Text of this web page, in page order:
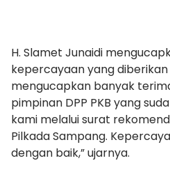
H. Slamet Junaidi
kepercayaan yang diberikan
mengucapkan banyak
pimpinan DPP PKB yang
kami melalui surat
Pilkada Sampang.
dengan baik,” ujarnya.